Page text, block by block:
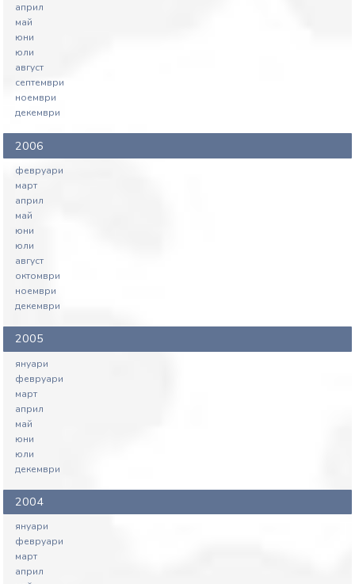
април
май
юни
юли
август
септември
ноември
декември
2006
февруари
март
април
май
юни
юли
август
октомври
ноември
декември
2005
януари
февруари
март
април
май
юни
юли
декември
2004
януари
февруари
март
април